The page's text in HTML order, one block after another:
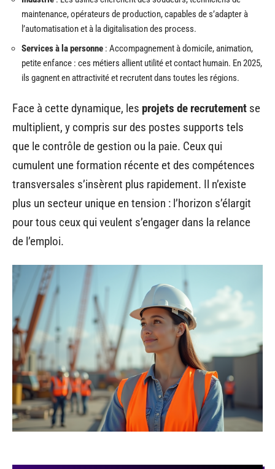
maintenance, opérateurs de production, capables de s’adapter à
l’automatisation et à la digitalisation des process.
Services à la personne : Accompagnement à domicile, animation,
petite enfance : ces métiers allient utilité et contact humain. En 2025,
ils gagnent en attractivité et recrutent dans toutes les régions.
Face à cette dynamique, les projets de recrutement se
multiplient, y compris sur des postes supports tels
que le contrôle de gestion ou la paie. Ceux qui
cumulent une formation récente et des compétences
transversales s’insèrent plus rapidement. Il n’existe
plus un secteur unique en tension : l’horizon s’élargit
pour tous ceux qui veulent s’engager dans la relance
de l’emploi.